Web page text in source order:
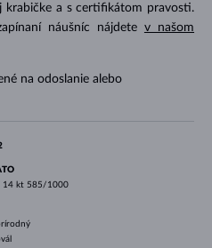
krabičke a s certifikátom pravosti.
náušníc nájdete v našom
na odoslanie alebo
14 kt 585/1000